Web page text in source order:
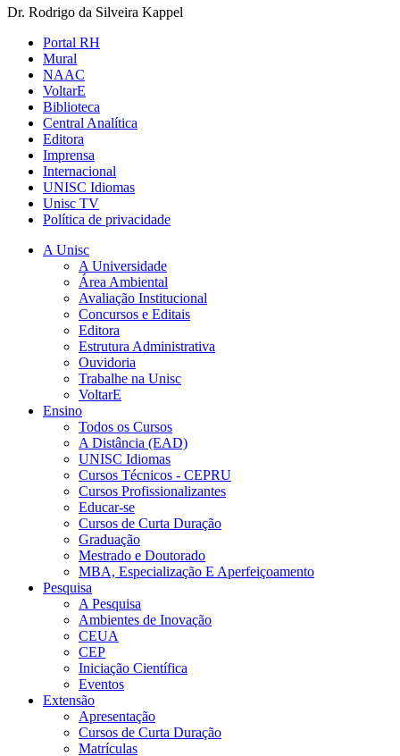
Dr. Rodrigo da Silveira Kappel
Portal RH
Mural
NAAC
VoltarE
Biblioteca
Central Analítica
Editora
Imprensa
Internacional
UNISC Idiomas
Unisc TV
Política de privacidade
A Unisc
A Universidade
Área Ambiental
Avaliação Institucional
Concursos e Editais
Editora
Estrutura Administrativa
Ouvidoria
Trabalhe na Unisc
VoltarE
Ensino
Todos os Cursos
A Distância (EAD)
UNISC Idiomas
Cursos Técnicos - CEPRU
Cursos Profissionalizantes
Educar-se
Cursos de Curta Duração
Graduação
Mestrado e Doutorado
MBA, Especialização E Aperfeiçoamento
Pesquisa
A Pesquisa
Ambientes de Inovação
CEUA
CEP
Iniciação Científica
Eventos
Extensão
Apresentação
Cursos de Curta Duração
Matrículas